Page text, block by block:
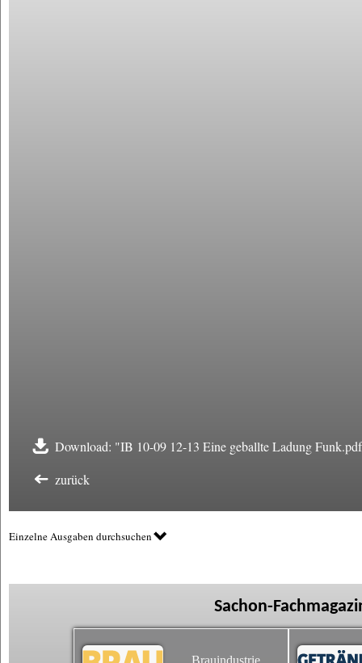
Download: "IB 10-09 12-13 Eine geballte Ladung
zurück
Einzelne Ausgaben durchsuchen
Sachon-
Brauindustrie